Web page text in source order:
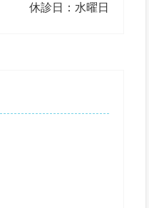
休診日：水曜日